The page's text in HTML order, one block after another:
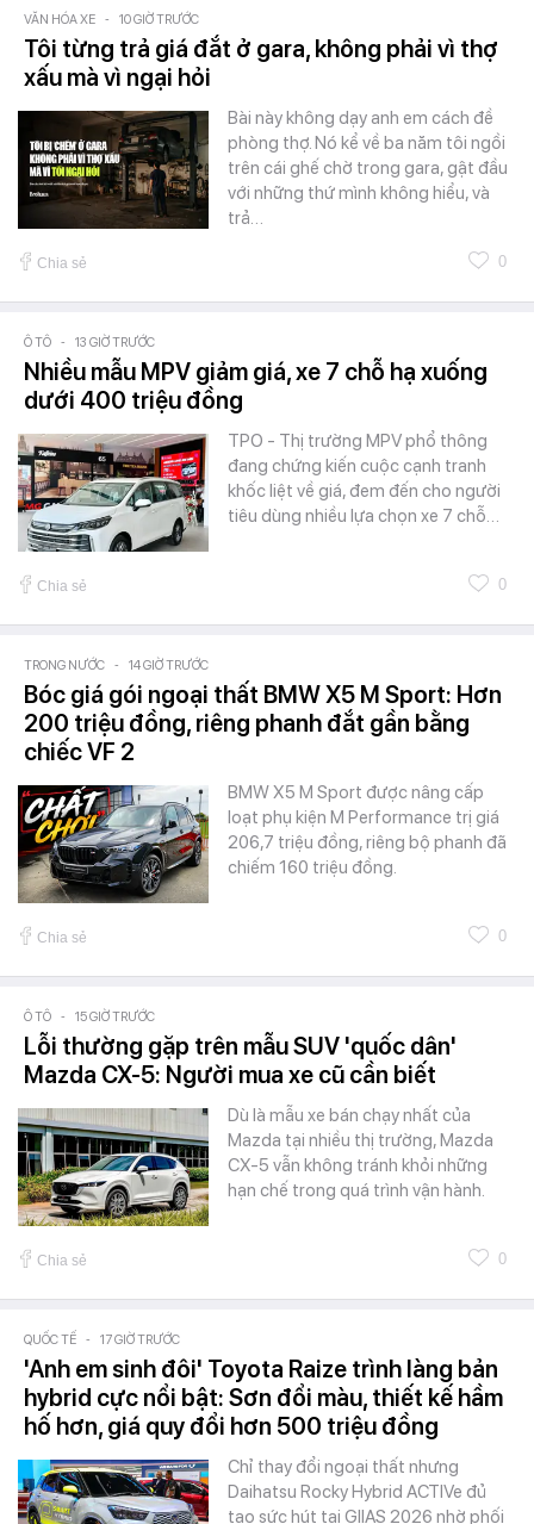
VĂN HÓA XE - 10 GIỜ TRƯỚC
Tôi từng trả giá đắt ở gara, không phải vì thợ
xấu mà vì ngại hỏi
Bài này không dạy anh em cách đề
phòng thợ. Nó kể về ba năm tôi ngồi
trên cái ghế chờ trong gara, gật đầu
với những thứ mình không hiểu, và
trả…
Chia sẻ 0
Ô TÔ - 13 GIỜ TRƯỚC
Nhiều mẫu MPV giảm giá, xe 7 chỗ hạ xuống
dưới 400 triệu đồng
TPO - Thị trường MPV phổ thông
đang chứng kiến cuộc cạnh tranh
khốc liệt về giá, đem đến cho người
tiêu dùng nhiều lựa chọn xe 7 chỗ…
Chia sẻ 0
TRONG NƯỚC - 14 GIỜ TRƯỚC
Bóc giá gói ngoại thất BMW X5 M Sport: Hơn
200 triệu đồng, riêng phanh đắt gần bằng
chiếc VF 2
BMW X5 M Sport được nâng cấp
loạt phụ kiện M Performance trị giá
206,7 triệu đồng, riêng bộ phanh đã
chiếm 160 triệu đồng.
Chia sẻ 0
Ô TÔ - 15 GIỜ TRƯỚC
Lỗi thường gặp trên mẫu SUV 'quốc dân'
Mazda CX-5: Người mua xe cũ cần biết
Dù là mẫu xe bán chạy nhất của
Mazda tại nhiều thị trường, Mazda
CX-5 vẫn không tránh khỏi những
hạn chế trong quá trình vận hành.
Chia sẻ 0
QUỐC TẾ - 17 GIỜ TRƯỚC
'Anh em sinh đôi' Toyota Raize trình làng bản
hybrid cực nổi bật: Sơn đổi màu, thiết kế hầm
hố hơn, giá quy đổi hơn 500 triệu đồng
Chỉ thay đổi ngoại thất nhưng
Daihatsu Rocky Hybrid ACTIVe đủ
tạo sức hút tại GIIAS 2026 nhờ phối